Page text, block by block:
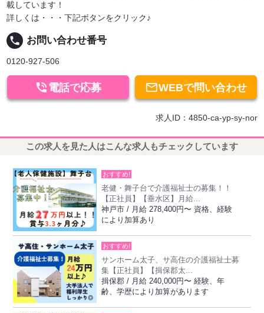
載しています！
詳しくは・・・下記ボタンをクリック♪
local_phone お問い合わせ番号
0120-927-506
WEBで問い合わせ
 電話で応募
求人ID：4850-ca-yp-sy-nor
この求人を見た人はこんな求人もチェックしています
おすすめ!
老健・舞子台で介護福祉士の募集！！
【正社員】【垂水区】月給...
神戸市 / 月給 278,400円〜 資格、経験
により加算あり
おすすめ!
サンホーム太子、サ高住の介護福祉士募
集【正社員】【揖保郡太...
揖保郡 / 月給 240,000円〜 経験、年
齢、学歴により加算があります